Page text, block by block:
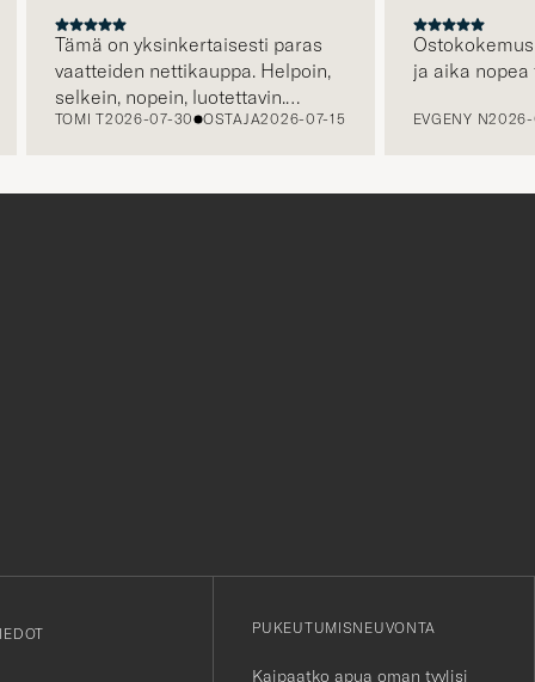
Tämä on yksinkertaisesti paras
vaatteiden nettikauppa. Helpoin,
selkein, nopein, luotettavin.
Erityisen hienoa että kuljetus on
TOMI T2026-07-30 OSTAJA2026-07-15
Ostokokemus
ja aika nopea
EVGENY N 2026-
PUKEUTUMISNEUVONTA
Kaipaatko apua oman tyylisi